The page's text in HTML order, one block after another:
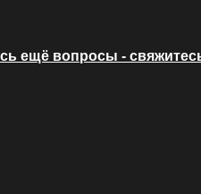
ещё вопросы -